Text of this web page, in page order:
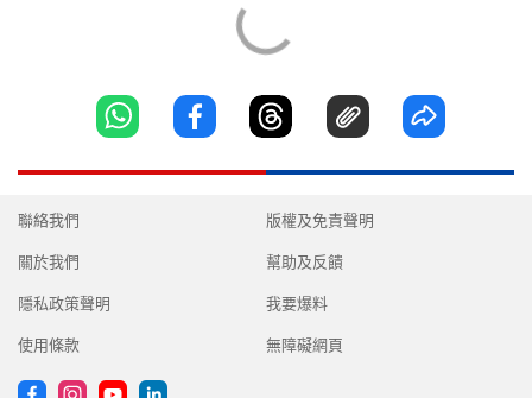
聯絡我們
關於我們
隱私政策聲明
使用條款
版權及免責聲明
幫助及反饋
我要爆料
無障礙網頁